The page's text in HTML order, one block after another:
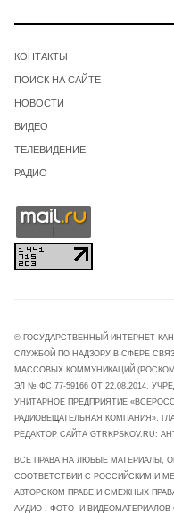
КОНТАКТЫ
ПОИСК НА САЙТЕ
НОВОСТИ
ВИДЕО
ТЕЛЕВИДЕНИЕ
РАДИО
© ГОСУДАРСТВЕННЫЙ ИНТЕРНЕТ-
СЛУЖБОЙ ПО НАДЗОРУ В СФЕРЕ
МАССОВЫХ КОММУНИКАЦИЙ
ЭЛ № ФС 77-59166 ОТ 22.08.2014.
УНИТАРНОЕ ПРЕДПРИЯТИЕ
РАДИОВЕЩАТЕЛЬНАЯ КОМПАНИЯ».
РЕДАКТОР САЙТА GTRKPSKOV.RU:
ВСЕ ПРАВА НА ЛЮБЫЕ МАТЕРИАЛЫ,
СООТВЕТСТВИИ С РОССИЙСКИМ И
АВТОРСКОМ ПРАВЕ И СМЕЖНЫХ
АУДИО-, ФОТО- И ВИДЕОМАТЕРИАЛОВ